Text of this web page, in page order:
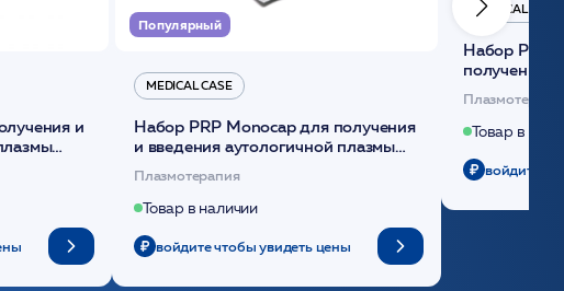
и
Популярный
MEDICAL CASE
Набор PRP Monocap для получения
и введения аутологичной плазмы
(саше 1шт)/Medical Case
Плазмотерапия
Товар в наличии
войдите чтобы увидеть цены
MEDICAL CASE
Набор Plasmoactive Стандарт для
получения
плазмы
Товар в
войдите